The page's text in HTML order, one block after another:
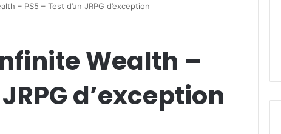
– PS5 – Test d’un JRPG d’exception
Wealth –
d’exception